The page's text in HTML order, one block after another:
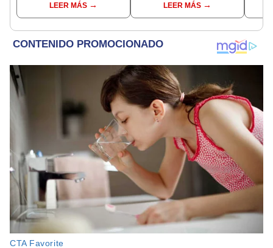
proyectos de tecnología
e innovación
LEER MÁS LEER MÁS